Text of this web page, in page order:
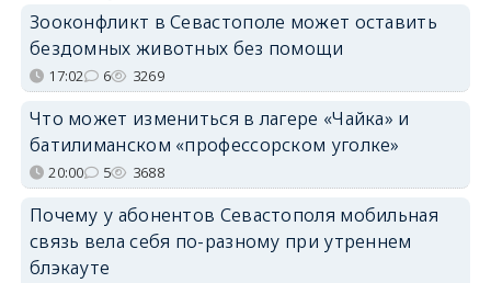
Зооконфликт в Севастополе может оставить
бездомных животных без помощи
17:02 6 3269
Что может измениться в лагере «Чайка» и
батилиманском «профессорском уголке»
20:00 5 3688
Почему у абонентов Севастополя мобильная
связь вела себя по-разному при утреннем
блэкауте